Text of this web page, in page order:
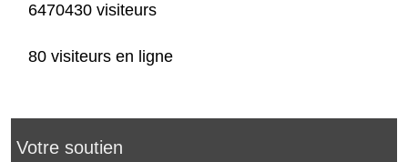
6470430 visiteurs
80 visiteurs en ligne
Votre soutien